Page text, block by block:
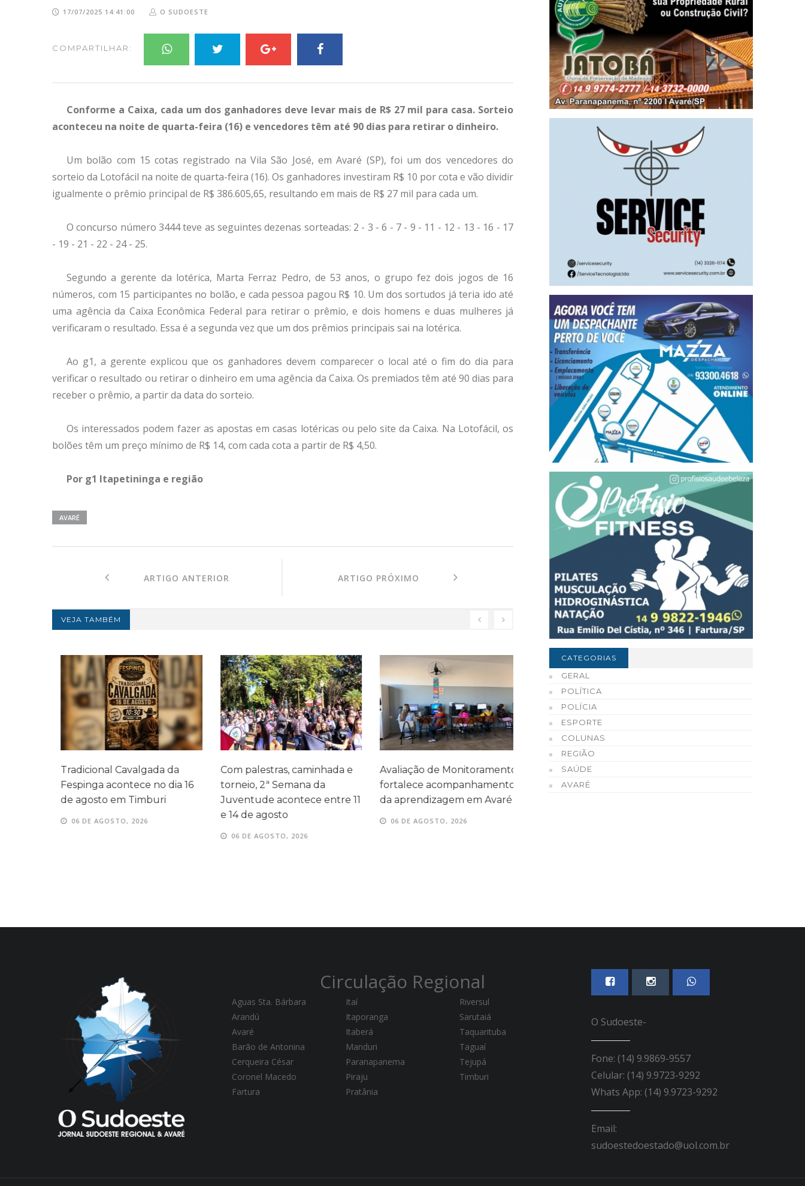
17/07/2025 14:41:00 O SUDOESTE
COMPARTILHAR:
Conforme a Caixa, cada um dos ganhadores deve levar mais de R$ 27 mil para casa. Sorteio
aconteceu na noite de quarta-feira (16) e vencedores têm até 90 dias para retirar o dinheiro.
Um bolão com 15 cotas registrado na Vila São José, em Avaré (SP), foi um dos vencedores do
sorteio da Lotofácil na noite de quarta-feira (16). Os ganhadores investiram R$ 10 por cota e vão dividir
igualmente o prêmio principal de R$ 386.605,65, resultando em mais de R$ 27 mil para cada um.
O concurso número 3444 teve as seguintes dezenas sorteadas: 2 - 3 - 6 - 7 - 9 - 11 - 12 - 13 - 16 - 17
- 19 - 21 - 22 - 24 - 25.
Segundo a gerente da lotérica, Marta Ferraz Pedro, de 53 anos, o grupo fez dois jogos de 16
números, com 15 participantes no bolão, e cada pessoa pagou R$ 10. Um dos sortudos já teria ido até
uma agência da Caixa Econômica Federal para retirar o prêmio, e dois homens e duas mulheres já
verificaram o resultado. Essa é a segunda vez que um dos prêmios principais sai na lotérica.
Ao g1, a gerente explicou que os ganhadores devem comparecer o local até o fim do dia para
verificar o resultado ou retirar o dinheiro em uma agência da Caixa. Os premiados têm até 90 dias para
receber o prêmio, a partir da data do sorteio.
Os interessados podem fazer as apostas em casas lotéricas ou pelo site da Caixa. Na Lotofácil, os
bolões têm um preço mínimo de R$ 14, com cada cota a partir de R$ 4,50.
Por g1 Itapetininga e região
AVARÉ
ARTIGO ANTERIOR ARTIGO PRÓXIMO
VEJA TAMBÉM
Tradicional Cavalgada da
Fespinga acontece no dia 16
de agosto em Timburi
06 DE AGOSTO, 2026
Com palestras, caminhada e
torneio, 2ª Semana da
Juventude acontece entre 11
e 14 de agosto
06 DE AGOSTO, 2026
Avaliação de Monitoramento
fortalece acompanhamento
da aprendizagem em Avaré
06 DE AGOSTO, 2026
Final da Copa iGO de Futsal
Avareense acontece nesta
CATEGORIAS
GERAL
POLÍTICA
POLÍCIA
ESPORTE
COLUNAS
REGIÃO
SAÚDE
AVARÉ
Circulação Regional
Aguas Sta. Bárbara
Arandú
Avaré
Barão de Antonina
Cerqueira César
Coronel Macedo
Fartura
Itaí
Itaporanga
Itaberá
Manduri
Paranapanema
Piraju
Pratânia
Riversul
Sarutaiá
Taquarituba
Taguaí
Tejupá
Timburi
O Sudoeste-
Fone: (14) 9.9869-9557
Celular: (14) 9.9723-9292
Whats App: (14) 9.9723-9292
Email:
sudoestedoestado@uol.com.br